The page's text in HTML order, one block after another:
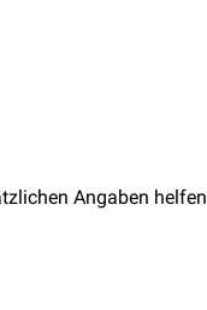
imkleinen Becken
Angaben